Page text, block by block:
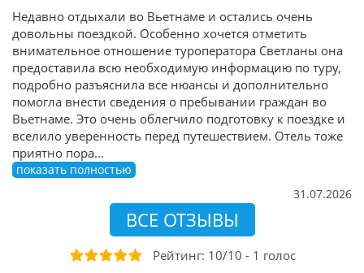
Недавно отдыхали во Вьетнаме и остались очень
довольны поездкой. Особенно хочется отметить
внимательное отношение туроператора Светланы она
предоставила всю необходимую информацию по туру,
подробно разъяснила все нюансы и дополнительно
помогла внести сведения о пребывании граждан во
Вьетнаме. Это очень облегчило подготовку к поездке и
вселило уверенность перед путешествием. Отель тоже
приятно пора...
показать полностью
31.07.2026
ВСЕ ОТЗЫВЫ
Рейтинг: 10/10 - 1 голос